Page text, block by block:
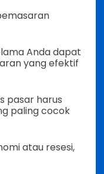
Anda dapat
yang efektif
pasar harus
paling cocok
atau resesi,